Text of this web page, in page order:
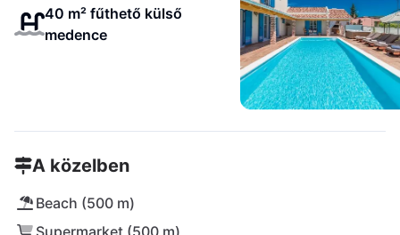
40 m² fűthető külső
medence
A közelben
Beach (500 m)
Supermarket (500 m)